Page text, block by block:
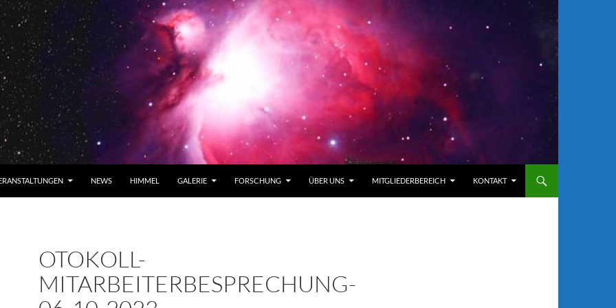
NEWS HIMMEL GALERIE FORSCHUNG ÜBER UNS MITGLIEDERBEREICH KONTAKT
OTOKOLL-
MITARBEITERBESPRECHUNG-